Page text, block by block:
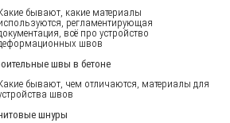
бывают, какие материалы
регламентирующая
всё про устройство
швов
швы в бетоне
бывают, чем отличаются, материалы для
швов
шнуры